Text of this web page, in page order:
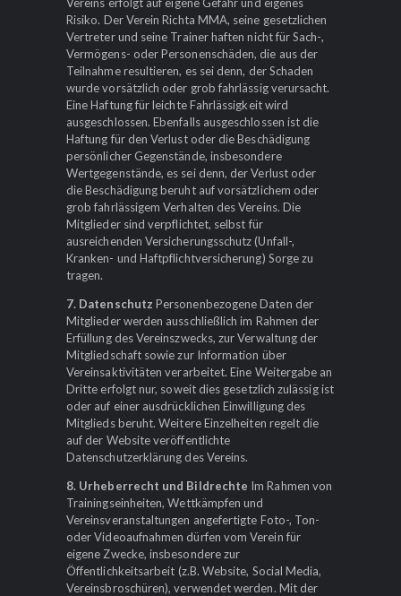
Risiko. Der Verein Richta MMA, seine gesetzlichen
Vertreter und seine Trainer haften nicht für Sach-,
Vermögens- oder Personenschäden, die aus der
Teilnahme resultieren, es sei denn, der Schaden
wurde vorsätzlich oder grob fahrlässig verursacht.
Eine Haftung für leichte Fahrlässigkeit wird
ausgeschlossen. Ebenfalls ausgeschlossen ist die
Haftung für den Verlust oder die Beschädigung
persönlicher Gegenstände, insbesondere
Wertgegenstände, es sei denn, der Verlust oder
die Beschädigung beruht auf vorsätzlichem oder
grob fahrlässigem Verhalten des Vereins. Die
Mitglieder sind verpflichtet, selbst für
ausreichenden Versicherungsschutz (Unfall-,
Kranken- und Haftpflichtversicherung) Sorge zu
tragen.
7. Datenschutz Personenbezogene Daten der
Mitglieder werden ausschließlich im Rahmen der
Erfüllung des Vereinszwecks, zur Verwaltung der
Mitgliedschaft sowie zur Information über
Vereinsaktivitäten verarbeitet. Eine Weitergabe an
Dritte erfolgt nur, soweit dies gesetzlich zulässig ist
oder auf einer ausdrücklichen Einwilligung des
Mitglieds beruht. Weitere Einzelheiten regelt die
auf der Website veröffentlichte
Datenschutzerklärung des Vereins.
8. Urheberrecht und Bildrechte Im Rahmen von
Trainingseinheiten, Wettkämpfen und
Vereinsveranstaltungen angefertigte Foto-, Ton-
oder Videoaufnahmen dürfen vom Verein für
eigene Zwecke, insbesondere zur
Öffentlichkeitsarbeit (z.B. Website, Social Media,
Vereinsbroschüren), verwendet werden. Mit der